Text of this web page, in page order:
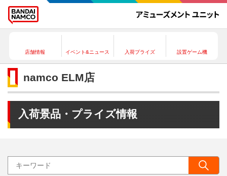
店舗情報 イベント&ニュース 入荷プライズ 設置ゲーム機
namco ELM店
入荷景品・プライズ情報